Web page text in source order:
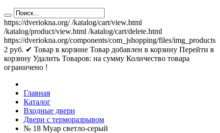
https://dveriokna.org/ /katalog/cart/view.html
/katalog/product/view.html /katalog/cart/delete.html
https://dveriokna.org/components/com_jshopping/files/img_products
2 руб. ✔ Товар в корзине Товар добавлен в корзину Перейти в
корзину Удалить Товаров: на сумму Количество товара
ограничено !
Главная
Каталог
Входные двери
Двери с терморазрывом
№ 18 Муар cветло-cерый